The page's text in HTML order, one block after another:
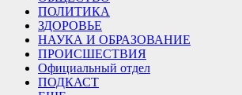
ПОЛИТИКА
ЗДОРОВЬЕ
НАУКА И ОБРАЗОВАНИЕ
ПРОИСШЕСТВИЯ
Официальный отдел
ПОДКАСТ